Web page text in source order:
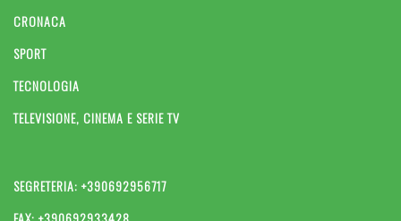
CRONACA
SPORT
TECNOLOGIA
TELEVISIONE, CINEMA E SERIE TV
SEGRETERIA: +390692956717